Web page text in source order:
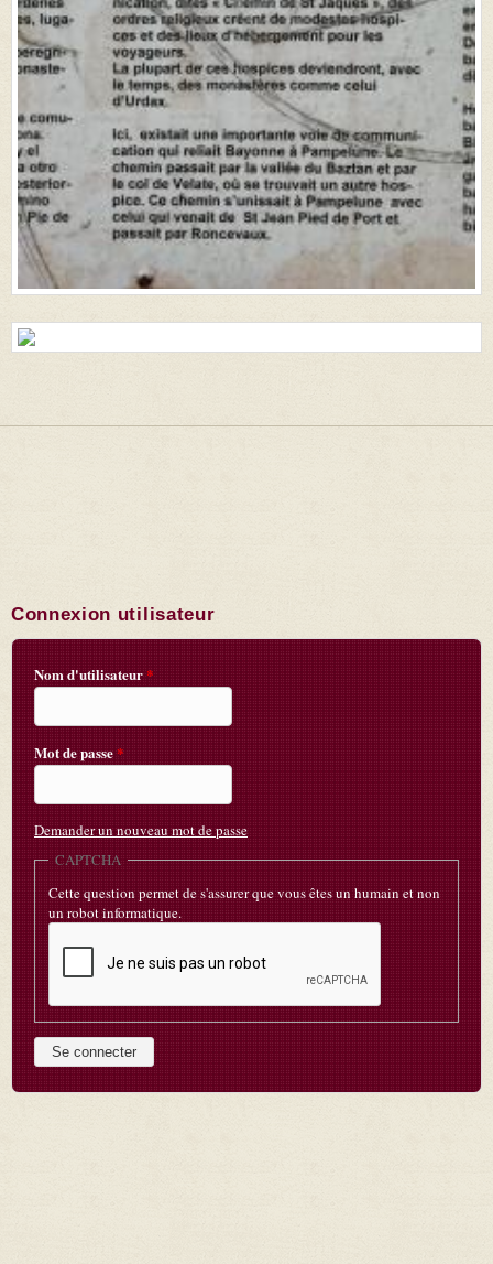
Connexion utilisateur
Nom d'utilisateur*
Mot de passe*
Demander un nouveau mot de passe
CAPTCHA
Cette question permet de s'assurer que vous êtes un humain et non
un robot informatique.